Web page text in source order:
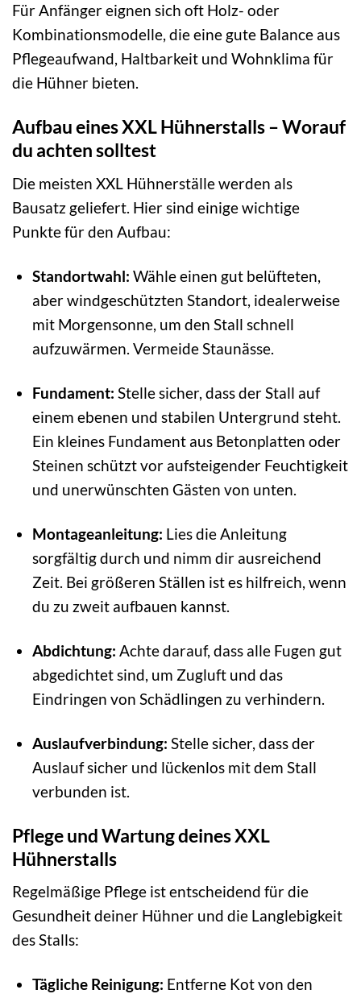
Für Anfänger eignen sich oft Holz- oder
Kombinationsmodelle, die eine gute Balance aus
Pflegeaufwand, Haltbarkeit und Wohnklima für
die Hühner bieten.
Aufbau eines XXL Hühnerstalls – Worauf
du achten solltest
Die meisten XXL Hühnerställe werden als
Bausatz geliefert. Hier sind einige wichtige
Punkte für den Aufbau:
Standortwahl: Wähle einen gut belüfteten,
aber windgeschützten Standort, idealerweise
mit Morgensonne, um den Stall schnell
aufzuwärmen. Vermeide Staunässe.
Fundament: Stelle sicher, dass der Stall auf
einem ebenen und stabilen Untergrund steht.
Ein kleines Fundament aus Betonplatten oder
Steinen schützt vor aufsteigender Feuchtigkeit
und unerwünschten Gästen von unten.
Montageanleitung: Lies die Anleitung
sorgfältig durch und nimm dir ausreichend
Zeit. Bei größeren Ställen ist es hilfreich, wenn
du zu zweit aufbauen kannst.
Abdichtung: Achte darauf, dass alle Fugen gut
abgedichtet sind, um Zugluft und das
Eindringen von Schädlingen zu verhindern.
Auslaufverbindung: Stelle sicher, dass der
Auslauf sicher und lückenlos mit dem Stall
verbunden ist.
Pflege und Wartung deines XXL
Hühnerstalls
Regelmäßige Pflege ist entscheidend für die
Gesundheit deiner Hühner und die Langlebigkeit
des Stalls:
Tägliche Reinigung: Entferne Kot von den